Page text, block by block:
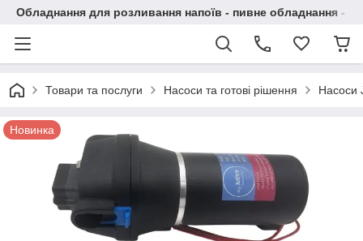
Обладнання для розливання напоїв - пивне обладнання - в
Товари та послуги Насоси та готові рішення Насоси
Новинка